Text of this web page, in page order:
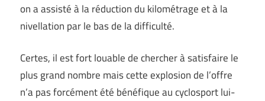
on a assisté à la réduction du kilométrage et à la
nivellation par le bas de la difficulté.
Certes, il est fort louable de chercher à satisfaire le
plus grand nombre mais cette explosion de l’offre
n’a pas forcément été bénéfique au cyclosport lui-